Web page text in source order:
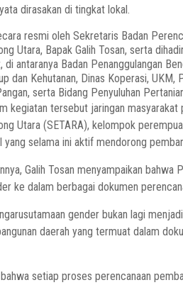
dirasakan di tingkat lokal.
resmi oleh Sekretaris Badan
Utara, Bapak Galih Tosan, serta
antaranya Badan Penanggulangan
dan Kehutanan, Dinas Koperasi,
serta Bidang Penyuluhan
kegiatan tersebut jaringan
Utara (SETARA), kelompok
yang selama ini aktif mendorong
Galih Tosan menyampaikan
ke dalam berbagai dokumen
gender bukan lagi
daerah yang termuat dalam
setiap proses perencanaan